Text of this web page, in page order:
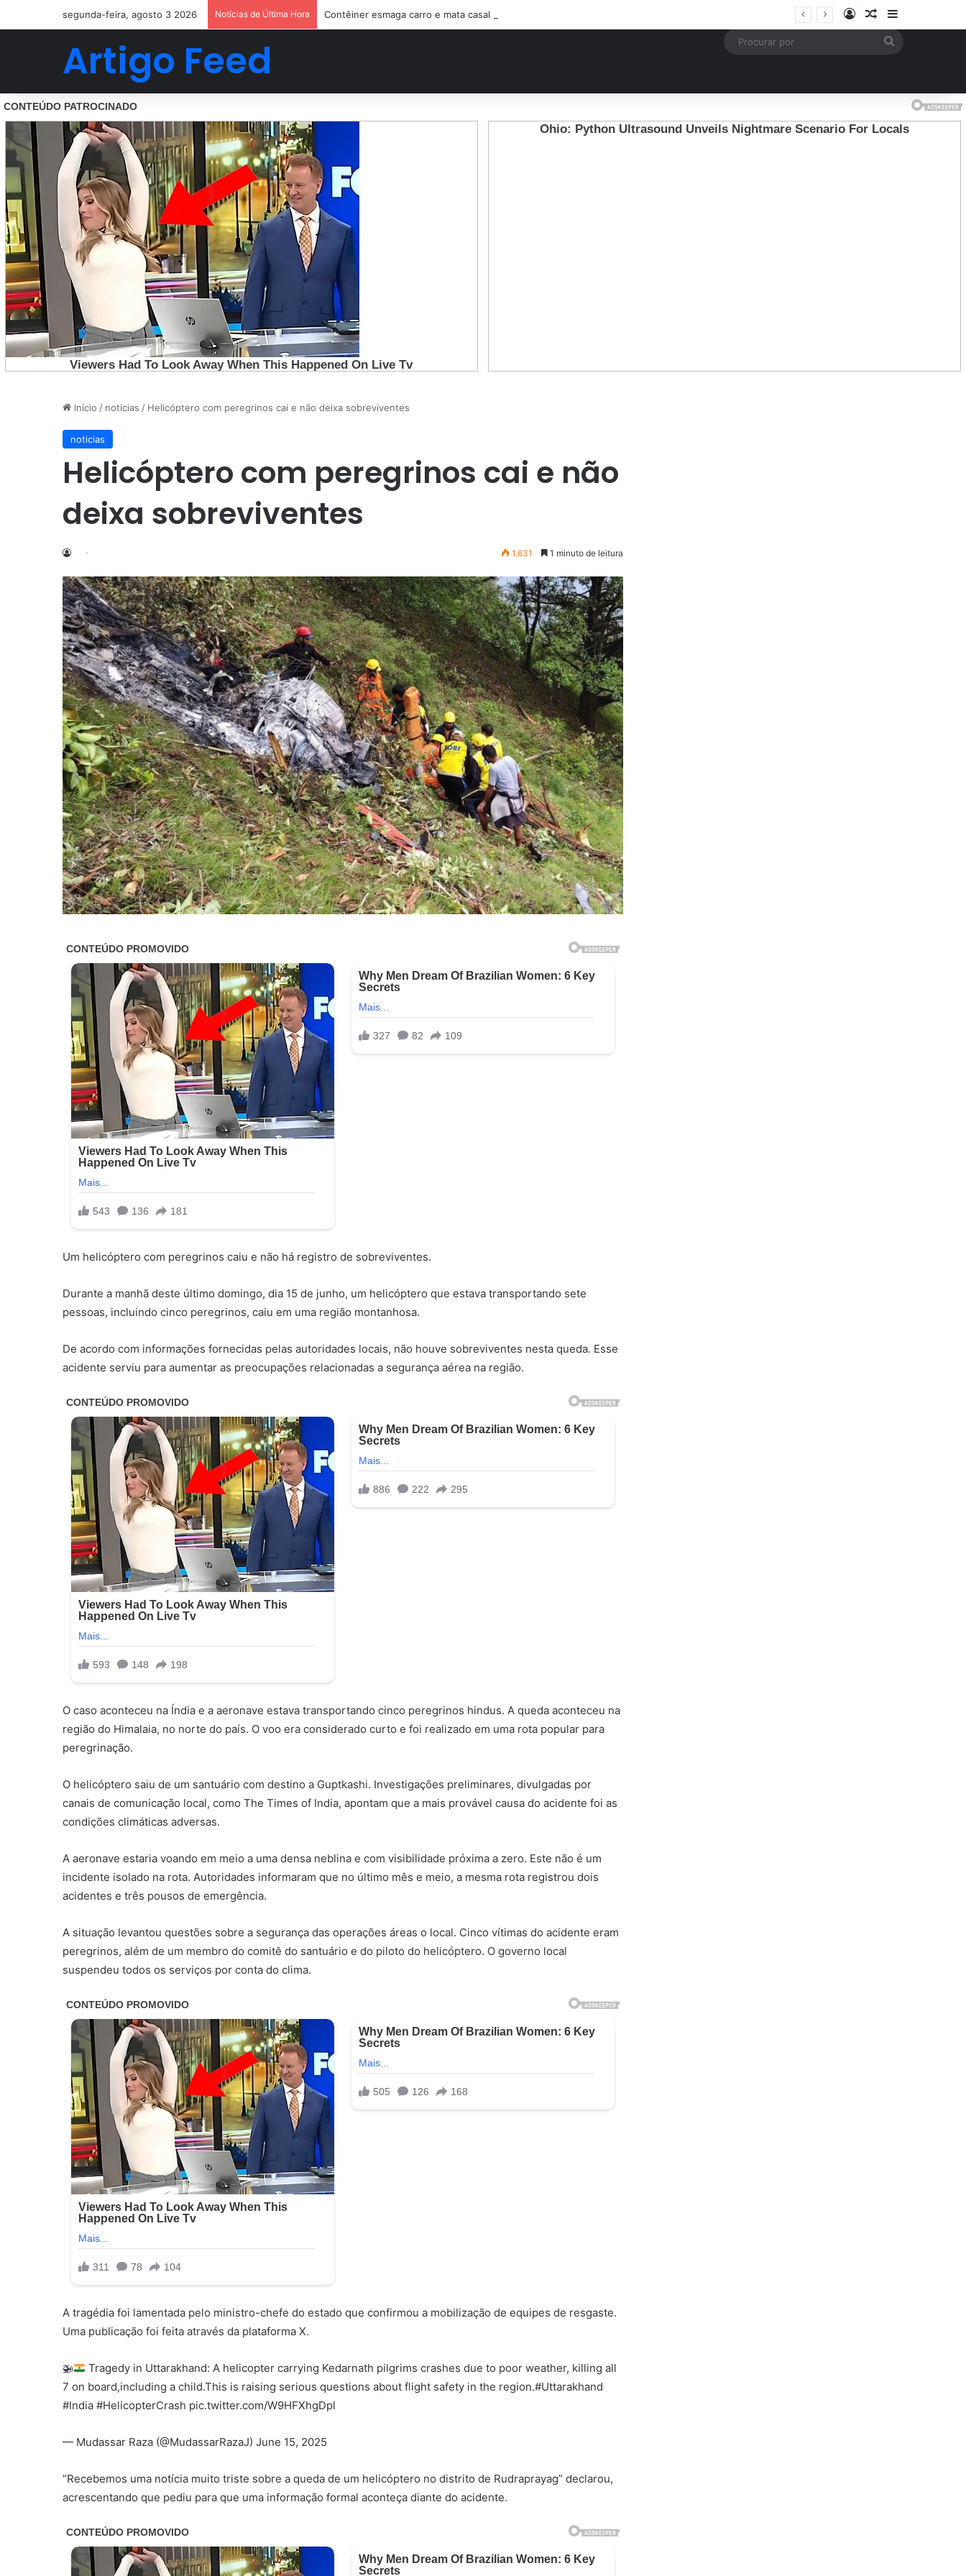
segunda-feira, agosto 3 2026 Notícias de Última Hora Contêiner esmaga carro e mata casal na BR-470; filho sobreviveu…Ver mais EntrarArtigo aleatório
Barra Lateral
Artigo Feed
Início / noticias / Helicóptero com peregrinos cai e não deixa sobreviventes
noticias
Helicóptero com peregrinos cai e não
deixa sobreviventes
1.631 1 minuto de leitura
Um helicóptero com peregrinos caiu e não há registro de sobreviventes.
Durante a manhã deste último domingo, dia 15 de junho, um helicóptero que estava transportando sete
pessoas, incluindo cinco peregrinos, caiu em uma região montanhosa.
De acordo com informações fornecidas pelas autoridades locais, não houve sobreviventes nesta queda. Esse
acidente serviu para aumentar as preocupações relacionadas a segurança aérea na região.
O caso aconteceu na Índia e a aeronave estava transportando cinco peregrinos hindus. A queda aconteceu na
região do Himalaia, no norte do país. O voo era considerado curto e foi realizado em uma rota popular para
peregrinação.
O helicóptero saiu de um santuário com destino a Guptkashi. Investigações preliminares, divulgadas por
canais de comunicação local, como The Times of India, apontam que a mais provável causa do acidente foi as
condições climáticas adversas.
A aeronave estaria voando em meio a uma densa neblina e com visibilidade próxima a zero. Este não é um
incidente isolado na rota. Autoridades informaram que no último mês e meio, a mesma rota registrou dois
acidentes e três pousos de emergência.
A situação levantou questões sobre a segurança das operações áreas o local. Cinco vítimas do acidente eram
peregrinos, além de um membro do comitê do santuário e do piloto do helicóptero. O governo local
suspendeu todos os serviços por conta do clima.
A tragédia foi lamentada pelo ministro-chefe do estado que confirmou a mobilização de equipes de resgaste.
Uma publicação foi feita através da plataforma X.
🚁
Tragedy in Uttarakhand: A helicopter carrying Kedarnath pilgrims crashes due to poor weather, killing all
7 on board,including a child.This is raising serious questions about flight safety in the region.#Uttarakhand
#India #HelicopterCrash pic.twitter.com/W9HFXhgDpl
— Mudassar Raza (@MudassarRazaJ) June 15, 2025
“Recebemos uma notícia muito triste sobre a queda de um helicóptero no distrito de Rudraprayag” declarou,
acrescentando que pediu para que uma informação formal aconteça diante do acidente.